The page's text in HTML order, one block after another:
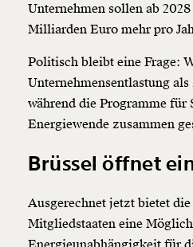
Unternehmen sollen ab
Milliarden Euro mehr pro
Politisch bleibt eine Frage:
Unternehmensentlastung
während die Programme für
Energiewende zusammen
Brüssel öffnet
Ausgerechnet jetzt bietet
Mitgliedstaaten eine